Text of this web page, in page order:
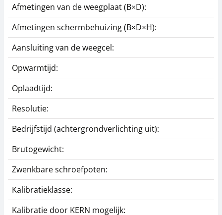
Afmetingen van de weegplaat (B×D):
Afmetingen schermbehuizing (B×D×H):
Aansluiting van de weegcel:
Opwarmtijd:
Oplaadtijd:
Resolutie:
Bedrijfstijd (achtergrondverlichting uit):
Brutogewicht:
Zwenkbare schroefpoten:
Kalibratieklasse:
Kalibratie door KERN mogelijk: